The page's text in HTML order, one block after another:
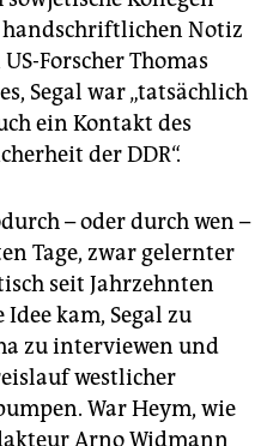
Notiz
Forscher Thomas
Segal war „tatsächlich
ein Kontakt des
der DDR“.
– oder durch wen –
Tage, zwar gelernter
seit Jahrzehnten
kam, Segal zu
zu interviewen und
westlicher
War Heym, wie
Arno Widmann